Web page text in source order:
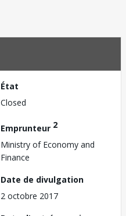
État
Closed
Emprunteur 2
Ministry of Economy and
Finance
Date de divulgation
2 octobre 2017